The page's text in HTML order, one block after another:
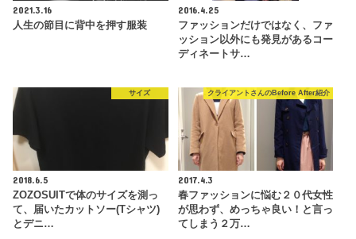
2021.3.16
人生の節目に背中を押す服装
2016.4.25
ファッションだけではなく、ファ
ッション以外にも発見があるコー
ディネートサ…
サイズ
2018.6.5
ZOZOSUITで体のサイズを測っ
て、届いたカットソー(Tシャツ)
とデニ…
クライアントさんのBefore After紹介
2017.4.3
春ファッションに悩む２０代女性
が思わず、めっちゃ良い！と言っ
てしまう２万…